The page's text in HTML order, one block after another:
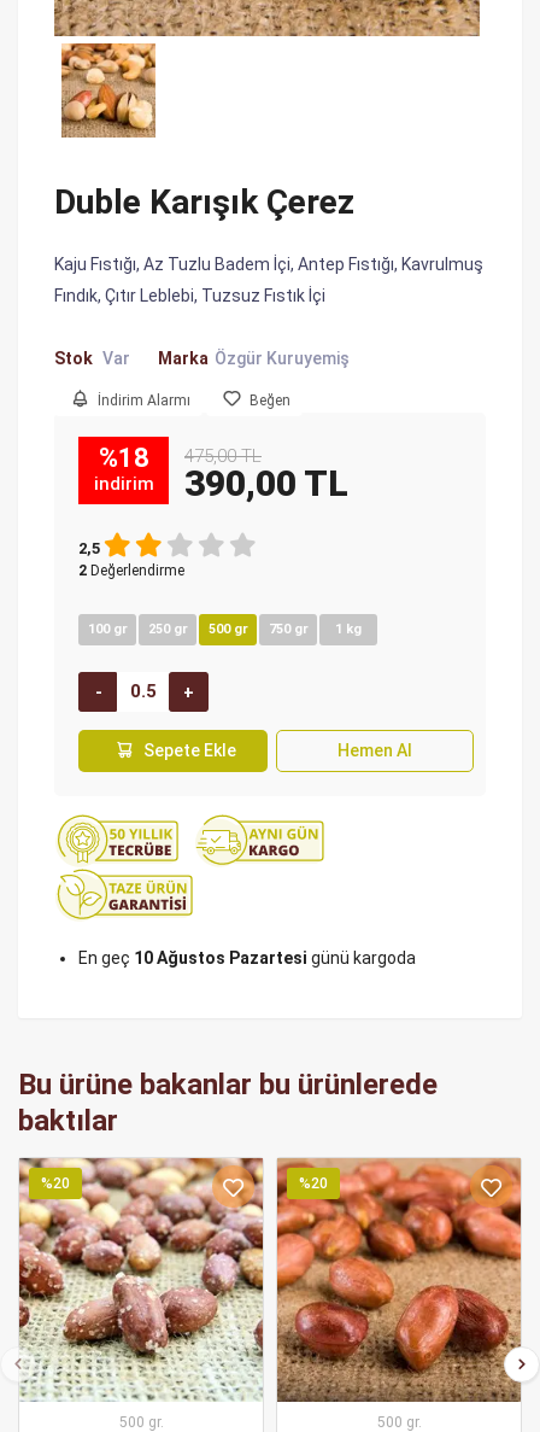
Duble Karışık Çerez
Kaju Fıstığı, Az Tuzlu Badem İçi, Antep Fıstığı, Kavrulmuş
Fındık, Çıtır Leblebi, Tuzsuz Fıstık İçi
Stok Var Marka Özgür Kuruyemiş
İndirim Alarmı Beğen
%18
indirim
475,00 TL
390,00 TL
2,5
2 Değerlendirme
100 gr 250 gr 500 gr 750 gr 1 kg
Sepete Ekle Hemen Al
En geç 10 Ağustos Pazartesi günü kargoda
Bu ürüne bakanlar bu ürünlerede
baktılar
%20
500 gr.
%20
500 gr.